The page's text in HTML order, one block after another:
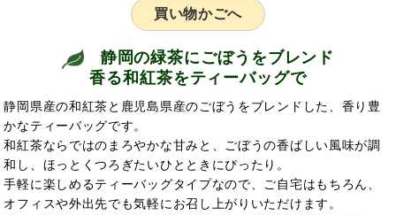
買い物かごへ
静岡の緑茶にごぼうをブレンド
香る和紅茶をティーバッグで
静岡県産の和紅茶と鹿児島県産のごぼうをブレンドした、香り豊
かなティーバッグです。
和紅茶ならではのまろやかな甘みと、ごぼうの香ばしい風味が調
和し、ほっとくつろぎたいひとときにぴったり。
手軽に楽しめるティーバッグタイプなので、ご自宅はもちろん、
オフィスや外出先でも気軽にお召し上がりいただけます。